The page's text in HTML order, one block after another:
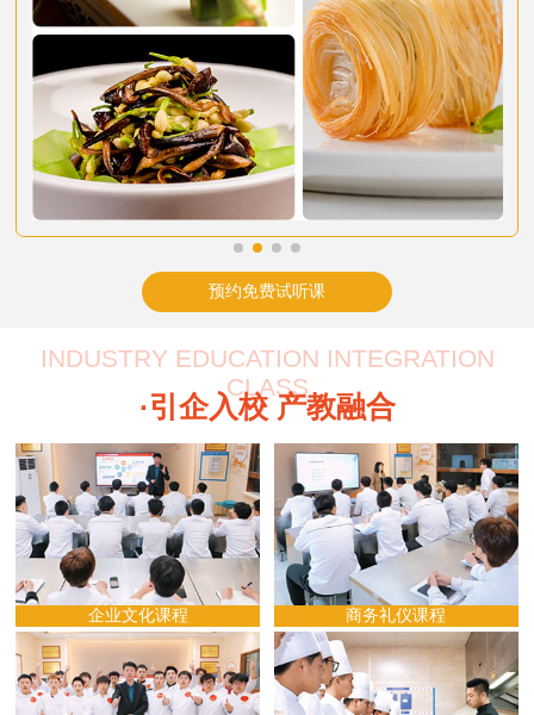
预约免费试听课
INDUSTRY EDUCATION INTEGRATION
CLASS
·引企入校 产教融合
企业文化课程 商务礼仪课程